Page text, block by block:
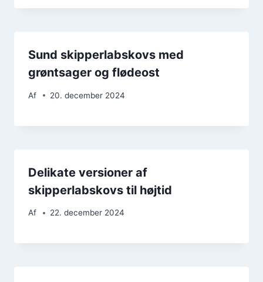
Sund skipperlabskovs med
grøntsager og flødeost
Af 20. december 2024
Delikate versioner af
skipperlabskovs til højtid
Af 22. december 2024